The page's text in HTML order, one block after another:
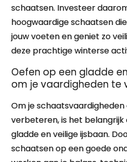
schaatsen. Investeer
hoogwaardige schaatsen
jouw voeten en geniet zo
deze prachtige winterse
Oefen op een gladde
om je vaardigheden te
Om je
verbeteren, is het
gladde en veilige ijsbaan.
schaatsen op een goede